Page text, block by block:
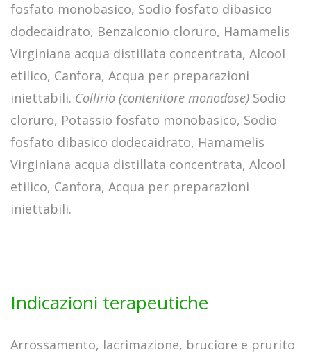
fosfato monobasico, Sodio fosfato dibasico
dodecaidrato, Benzalconio cloruro, Hamamelis
Virginiana acqua distillata concentrata, Alcool
etilico, Canfora, Acqua per preparazioni
iniettabili. Collirio (contenitore monodose) Sodio
cloruro, Potassio fosfato monobasico, Sodio
fosfato dibasico dodecaidrato, Hamamelis
Virginiana acqua distillata concentrata, Alcool
etilico, Canfora, Acqua per preparazioni
iniettabili.
Indicazioni terapeutiche
Arrossamento, lacrimazione, bruciore e prurito